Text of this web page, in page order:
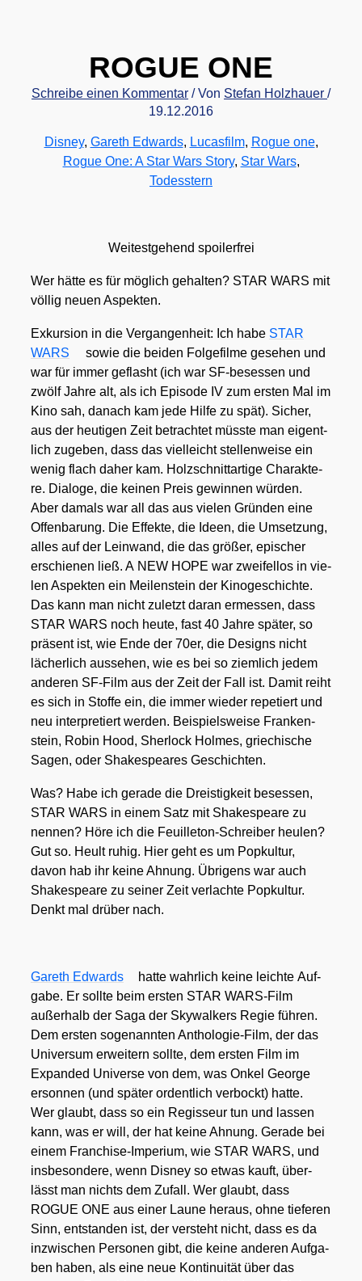
ROGUE ONE
Schreibe einen Kommentar / Von Stefan Holzhauer /
19.12.2016
Disney, Gareth Edwards, Lucasfilm, Rogue one,
Rogue One: A Star Wars Story, Star Wars,
Todesstern
Wei­test­ge­hend spoi­ler­frei
Wer hät­te es für mög­lich gehal­ten? STAR WARS mit
völ­lig neu­en Aspek­ten.
Exkur­si­on in die Ver­gan­gen­heit: Ich habe STAR
WARS
sowie die bei­den Fol­ge­fil­me gese­hen und
war für immer geflasht (ich war SF-beses­sen und
zwölf Jah­re alt, als ich Epi­so­de IV zum ers­ten Mal im
Kino sah, danach kam jede Hil­fe zu spät). Sicher,
aus der heu­ti­gen Zeit betrach­tet müss­te man eigent­
lich zuge­ben, dass das viel­leicht stel­len­wei­se ein
wenig flach daher kam. Holz­schnitt­ar­ti­ge Cha­rak­te­
re. Dia­lo­ge, die kei­nen Preis gewin­nen wür­den.
Aber damals war all das aus vie­len Grün­den eine
Offen­ba­rung. Die Effek­te, die Ideen, die Umset­zung,
alles auf der Lein­wand, die das grö­ßer, epi­scher
erschie­nen ließ. A NEW HOPE war zwei­fel­los in vie­
len Aspek­ten ein Mei­len­stein der Kino­ge­schich­te.
Das kann man nicht zuletzt dar­an ermes­sen, dass
STAR WARS noch heu­te, fast 40 Jah­re spä­ter, so
prä­sent ist, wie Ende der 70er, die Designs nicht
lächer­lich aus­se­hen, wie es bei so ziem­lich jedem
ande­ren SF-Film aus der Zeit der Fall ist. Damit reiht
es sich in Stof­fe ein, die immer wie­der repe­tiert und
neu inter­pre­tiert wer­den. Bei­spiels­wei­se Fran­ken­
stein, Robin Hood, Sher­lock Hol­mes, grie­chi­sche
Sagen, oder Shake­speares Geschich­ten.
Was? Habe ich gera­de die Dreis­tig­keit beses­sen,
STAR WARS in einem Satz mit Shake­speare zu
nen­nen? Höre ich die Feuil­le­ton-Schrei­ber heu­len?
Gut so. Heult ruhig. Hier geht es um Pop­kul­tur,
davon hab ihr kei­ne Ahnung. Übri­gens war auch
Shake­speare zu sei­ner Zeit ver­lach­te Pop­kul­tur.
Denkt mal drü­ber nach.
Gareth Edwards
hat­te wahr­lich kei­ne leich­te Auf­
ga­be. Er soll­te beim ers­ten STAR WARS-Film
außer­halb der Saga der Sky­wal­kers Regie füh­ren.
Dem ers­ten soge­nann­ten Antho­lo­gie-Film, der das
Uni­ver­sum erwei­tern soll­te, dem ers­ten Film im
Expan­ded Uni­ver­se von dem, was Onkel Geor­ge
erson­nen (und spä­ter ordent­lich ver­bockt) hat­te.
Wer glaubt, dass so ein Regis­seur tun und las­sen
kann, was er will, der hat kei­ne Ahnung. Gera­de bei
einem Fran­chise-Impe­ri­um, wie STAR WARS, und
ins­be­son­de­re, wenn Dis­ney so etwas kauft, über­
lässt man nichts dem Zufall. Wer glaubt, dass
ROGUE ONE aus einer Lau­ne her­aus, ohne tie­fe­ren
Sinn, ent­stan­den ist, der ver­steht nicht, dass es da
inzwi­schen Per­so­nen gibt, die kei­ne ande­ren Auf­ga­
ben haben, als eine neue Kon­ti­nui­tät über das